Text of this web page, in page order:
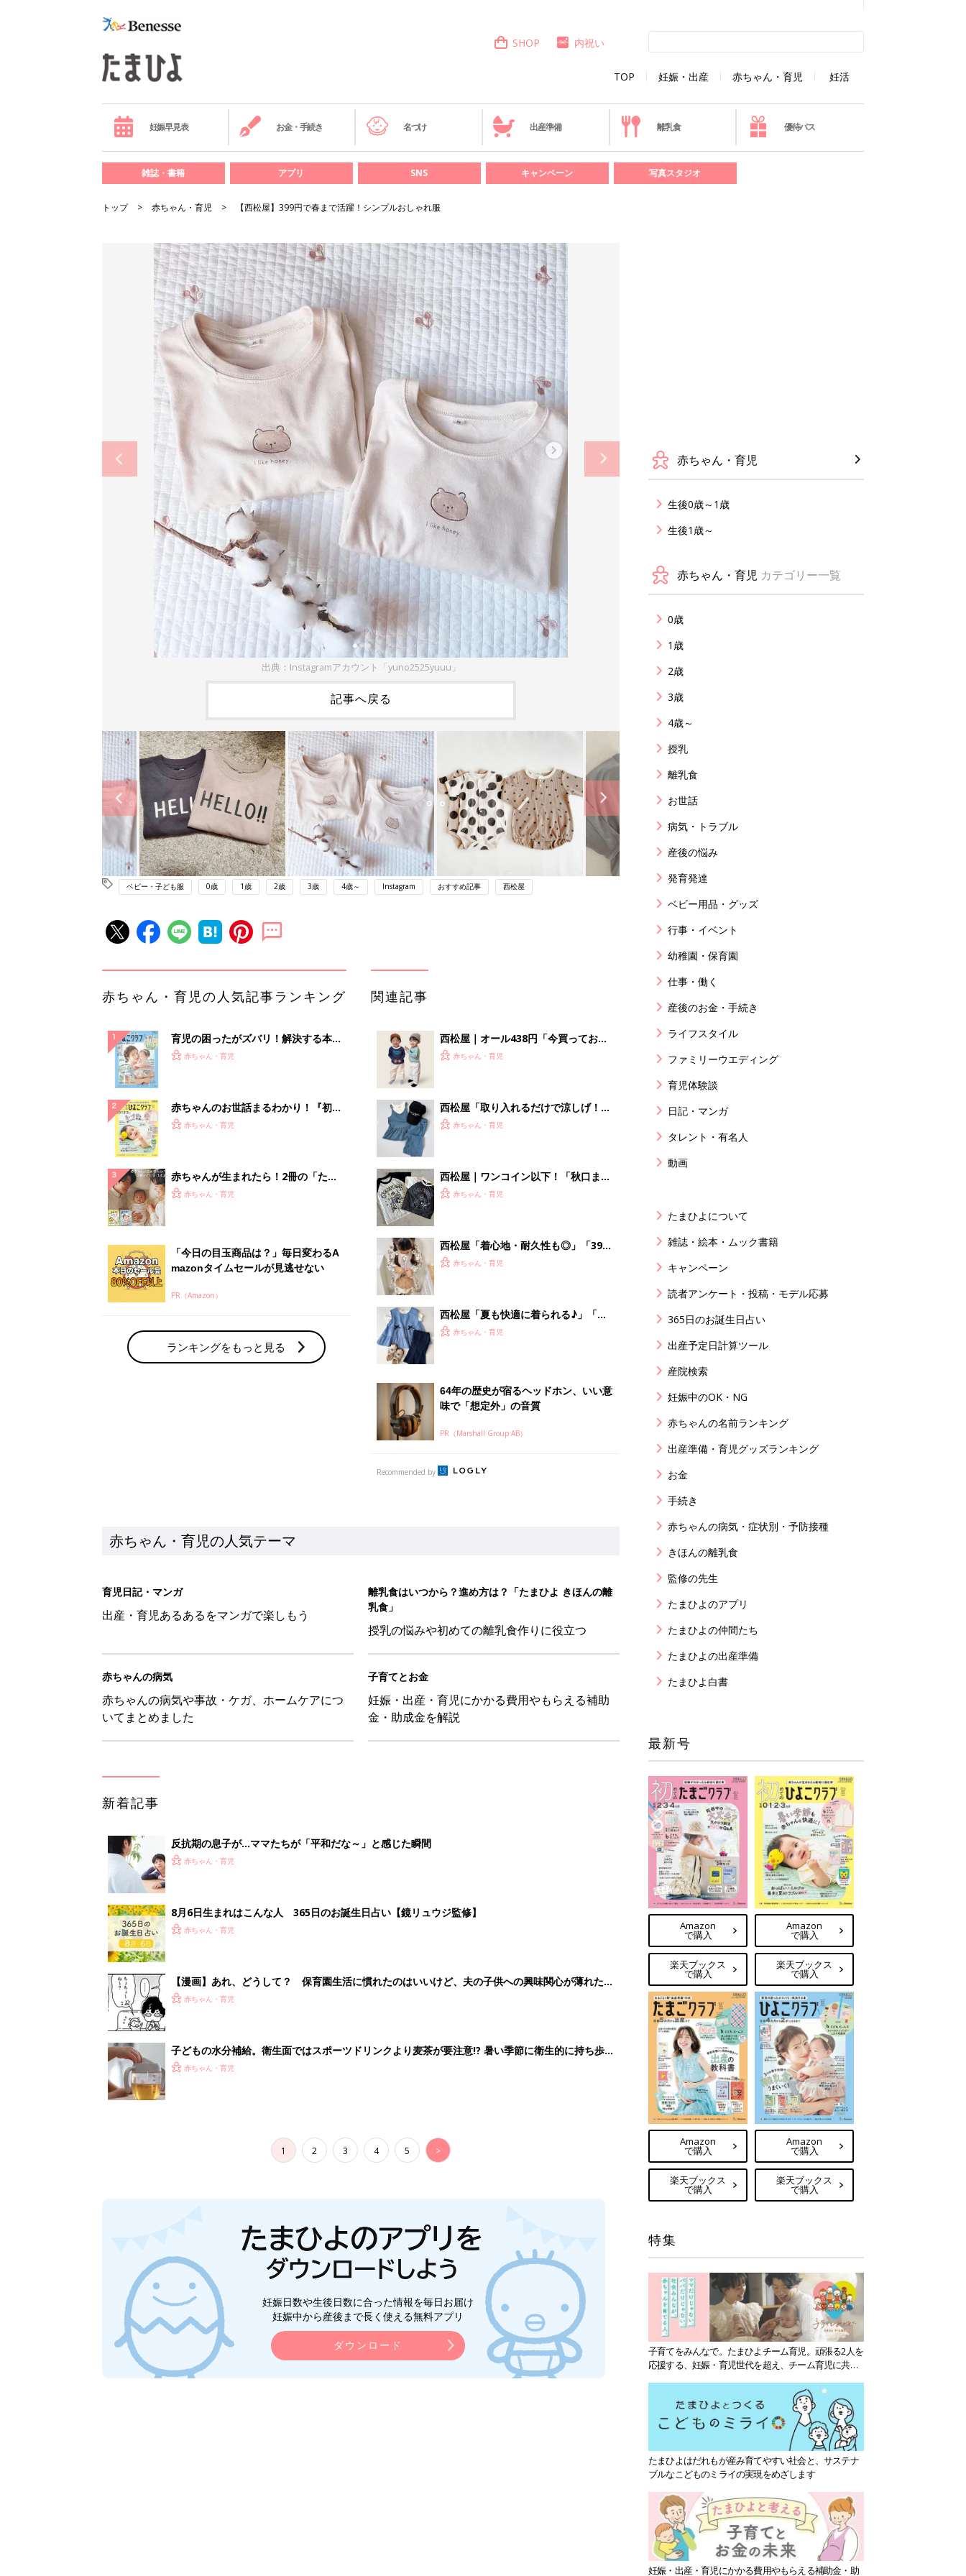
TOP 妊娠・出産 赤ちゃん・育児 妊活
SHOP 内祝い
妊娠早見表 お金・手続き 名づけ 出産準備 離乳食 優待パス
雑誌・書籍 アプリ SNS キャンペーン 写真スタジオ
トップ 赤ちゃん・育児 【西松屋】399円で春まで活躍！シンプルおしゃれ服
出典：Instagramアカウント「yuno2525yuuu」
記事へ戻る
ベビー・子ども服 0歳 1歳 2歳 3歳 4歳～ Instagram おすすめ記事 西松屋
赤ちゃん・育児の人気記事ランキング
育児の困ったがズバリ！解決する本
『ひよこクラブ 夏号』 4カ月～2才
赤ちゃん・育児
赤ちゃんのお世話まるわかり！『初め
てのひよこクラブ 夏号』〈巻頭大特
赤ちゃん・育児
赤ちゃんが生まれたら！2冊の「たま
ひよ」
赤ちゃん・育児
「今日の目玉商品は？」毎日変わるA
mazonタイムセールが見逃せない
PR（Amazon）
ランキングをもっと見る
関連記事
西松屋｜オール438円「今買っておく
べき！」「保育園着にも◎」元子ども
赤ちゃん・育児
西松屋「取り入れるだけで涼しげ！」
「通気性や伸縮性も◎」元子ども服販
赤ちゃん・育児
西松屋｜ワンコイン以下！「秋口まで
使える」「買い足しにもぴったり」元
赤ちゃん・育児
西松屋「着心地・耐久性も◎」「399
円なのに高クオリティ」元子ども服販
赤ちゃん・育児
西松屋「夏も快適に着られる♪」「特
別感を楽しもう！」元子ども服販売員
赤ちゃん・育児
64年の歴史が宿るヘッドホン、いい意
味で「想定外」の音質
PR（Marshall Group AB）
Recommended by
赤ちゃん・育児の人気テーマ
育児日記・マンガ
出産・育児あるあるをマンガで楽しもう
離乳食はいつから？進め方は？「たまひよ きほんの離
乳食」
授乳の悩みや初めての離乳食作りに役立つ
赤ちゃんの病気
赤ちゃんの病気や事故・ケガ、ホームケアにつ
いてまとめました
子育てとお金
妊娠・出産・育児にかかる費用やもらえる補助
金・助成金を解説
新着記事
反抗期の息子が...ママたちが「平和だな～」と感じた瞬間
赤ちゃん・育児
8月6日生まれはこんな人 365日のお誕生日占い【鏡リュウジ監修】
赤ちゃん・育児
【漫画】あれ、どうして？ 保育園生活に慣れたのはいいけど、夫の子供への興味関心が薄れた気
がする……！『ふうふう子育て ＃91』
赤ちゃん・育児
子どもの水分補給。衛生面ではスポーツドリンクより麦茶が要注意!? 暑い季節に衛生的に持ち歩
く3つのコツとは？【専門家監修】
赤ちゃん・育児
1 2 3 4 5 >
妊娠日数や生後日数に合った情報を毎日お届け
妊娠中から産後まで長く使える無料アプリ
ダウンロード
赤ちゃん・育児
生後0歳～1歳
生後1歳～
赤ちゃん・育児 カテゴリー一覧
0歳
1歳
2歳
3歳
4歳～
授乳
離乳食
お世話
病気・トラブル
産後の悩み
発育発達
ベビー用品・グッズ
行事・イベント
幼稚園・保育園
仕事・働く
産後のお金・手続き
ライフスタイル
ファミリーウエディング
育児体験談
日記・マンガ
タレント・有名人
動画
たまひよについて
雑誌・絵本・ムック書籍
キャンペーン
読者アンケート・投稿・モデル応募
365日のお誕生日占い
出産予定日計算ツール
産院検索
妊娠中のOK・NG
赤ちゃんの名前ランキング
出産準備・育児グッズランキング
お金
手続き
赤ちゃんの病気・症状別・予防接種
きほんの離乳食
監修の先生
たまひよのアプリ
たまひよの仲間たち
たまひよの出産準備
たまひよ白書
最新号
Amazon
で購入
楽天ブックス
で購入
Amazon
で購入
楽天ブックス
で購入
Amazon
で購入
楽天ブックス
で購入
Amazon
で購入
楽天ブックス
で購入
特集
子育てをみんなで。たまひよチーム育児。頑張る2人を
応援する、妊娠・育児世代を超え、チーム育児に共感
たまひよはだれもが産み育てやすい社会と、サステナ
ブルなこどものミライの実現をめざします
妊娠・出産・育児にかかる費用やもらえる補助金・助